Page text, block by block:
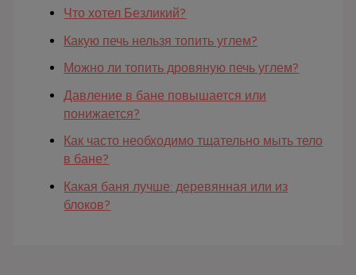
Что хотел Безликий?
Какую печь нельзя топить углем?
Можно ли топить дровяную печь углем?
Давление в бане повышается или
понижается?
Как часто необходимо тщательно мыть тело
в бане?
Какая баня лучше: деревянная или из
блоков?